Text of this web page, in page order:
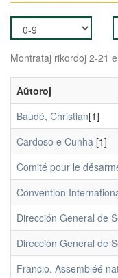
Montrataj rikordoj 2-21
Aŭtoroj
[1]
Cardoso e Cunha [1]
Comité pour le
Convention
Dirección General de
Dirección General de
Francio. Assembléé